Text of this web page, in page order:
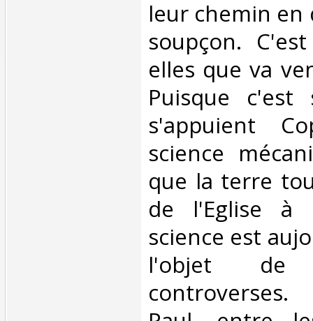
leur chemin
soupçon.
elles que va
Puisque
s'appuient
science
que la terre
de l'Eglise à
science est
l'objet de